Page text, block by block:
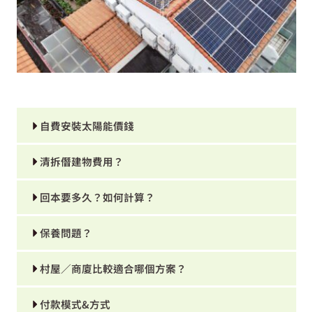
自費安裝太陽能價錢
清拆僭建物費用？
回本要多久？如何計算？
保養問題？
村屋／商廈比較適合哪個方案？
付款模式&方式